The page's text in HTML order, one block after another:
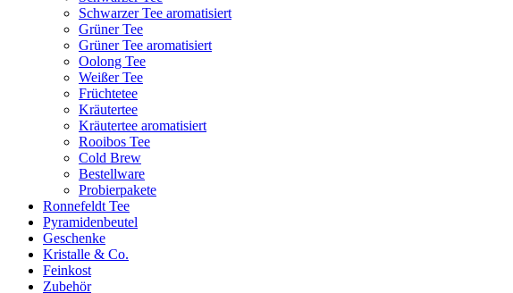
Schwarzer Tee aromatisiert
Grüner Tee
Grüner Tee aromatisiert
Oolong Tee
Weißer Tee
Früchtetee
Kräutertee
Kräutertee aromatisiert
Rooibos Tee
Cold Brew
Bestellware
Probierpakete
Ronnefeldt Tee
Pyramidenbeutel
Geschenke
Kristalle & Co.
Feinkost
Zubehör